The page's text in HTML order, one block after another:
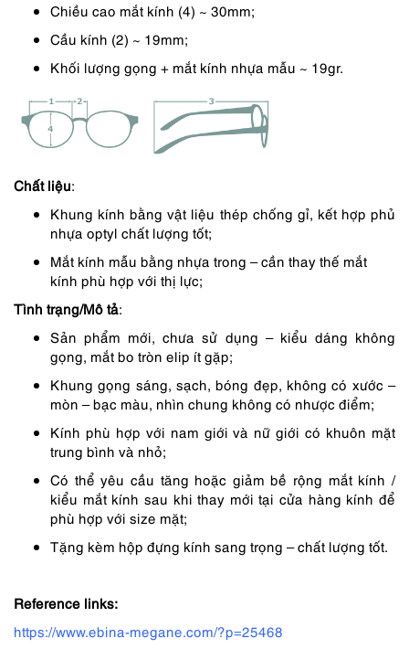
Chiều cao mắt kính (4) ~ 30mm;
Cầu kính (2) ~ 19mm;
Khối lượng gọng + mắt kính nhựa mẫu ~ 19gr.
Chất liệu:
Khung kính bằng vật liệu thép chống gỉ, kết hợp phủ
nhựa optyl chất lượng tốt;
Mắt kính mẫu bằng nhựa trong – cần thay thế mắt
kính phù hợp với thị lực;
Tình trạng/Mô tả:
Sản phẩm mới, chưa sử dụng – kiểu dáng không
gọng, mắt bo tròn elip ít gặp;
Khung gọng sáng, sạch, bóng đẹp, không có xước –
mòn – bạc màu, nhìn chung không có nhược điểm;
Kính phù hợp với nam giới và nữ giới có khuôn mặt
trung bình và nhỏ;
Có thể yêu cầu tăng hoặc giảm bề rộng mắt kính /
kiểu mắt kính sau khi thay mới tại cửa hàng kính để
phù hợp với size mặt;
Tặng kèm hộp đựng kính sang trọng – chất lượng tốt.
Reference links:
https://www.ebina-megane.com/?p=25468